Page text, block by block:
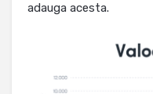
adauga acesta.